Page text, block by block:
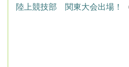
陸上競技部 関東大会出場！